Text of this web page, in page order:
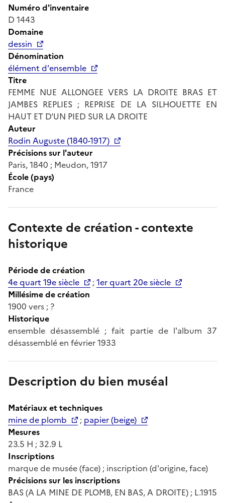
Numéro d'inventaire
D 1443
Domaine
dessin
Dénomination
élément d'ensemble
Titre
FEMME NUE ALLONGEE VERS LA DROITE BRAS ET
JAMBES REPLIES ; REPRISE DE LA SILHOUETTE EN
HAUT ET D'UN PIED SUR LA DROITE
Auteur
Rodin Auguste (1840-1917)
Précisions sur l'auteur
Paris, 1840 ; Meudon, 1917
École (pays)
France
Contexte de création - contexte
historique
Période de création
4e quart 19e siècle
;1er quart 20e siècle
Millésime de création
1900 vers ; ?
Historique
ensemble désassemblé ; fait partie de l'album 37
désassemblé en février 1933
Description du bien muséal
Matériaux et techniques
mine de plomb
; papier (beige)
Mesures
23.5 H ; 32.9 L
Inscriptions
marque de musée (face) ; inscription (d'origine, face)
Précisions sur les inscriptions
BAS (A LA MINE DE PLOMB, EN BAS, A DROITE) ; L.1915